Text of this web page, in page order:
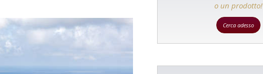
o un prodotto!
Cerca adesso